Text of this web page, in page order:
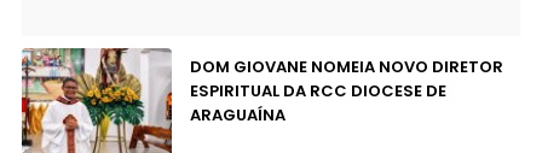
DOM GIOVANE NOMEIA NOVO DIRETOR
ESPIRITUAL DA RCC DIOCESE DE
ARAGUAÍNA